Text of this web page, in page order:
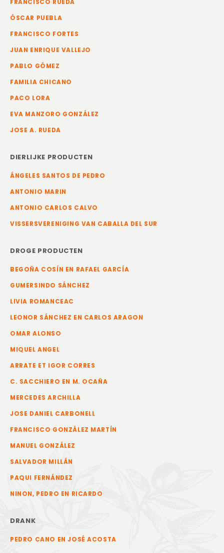
FRANCISCO RUEDA
ÓSCAR PUEBLA
FRANCISCO FORTES
JUAN ENRIQUE VALLEJO
PABLO GÓMEZ
FAMILIA CHICANO
PACO LORA
EVA MANZORO GONZÁLEZ
JOSE A. RUEDA
DIERLIJKE PRODUCTEN
ÁNGELES SANTOS DE PEDRO
ANTONIO MARIN
ANTONIO CARLOS CALVO
VISSERSVERENIGING VAN CABALLA DEL SUR
DROGE PRODUCTEN
BEGOÑA COSÍN EN RAFAEL GARCÍA
GUMERSINDO SÁNCHEZ
LIVIA ROMANCEAC
LEONOR SÁNCHEZ EN CARLOS ARAGON
OMAR ALONSO
MIQUEL ANGEL
ARRATE ET IGOR CORRES
C. SACCHIERO EN M. OCAÑA
MERCEDES ARCHILLA
JOSE DANIEL CARBONELL
FRANCISCO GONZÁLEZ MARTÍN
MANUEL GONZÁLEZ
SALVADOR MILLÁN
PAQUI FERNÁNDEZ
NINON, PEDRO EN RICARDO
DRANK
PEDRO CANO EN JOSÉ ACOSTA